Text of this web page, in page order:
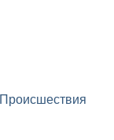
Происшествия